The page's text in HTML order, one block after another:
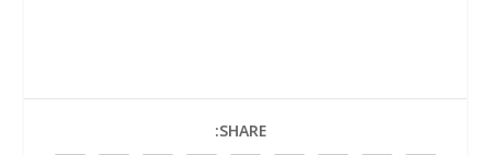
SHARE: